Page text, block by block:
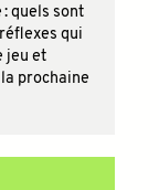
quels sont
qui
jeu et
prochaine